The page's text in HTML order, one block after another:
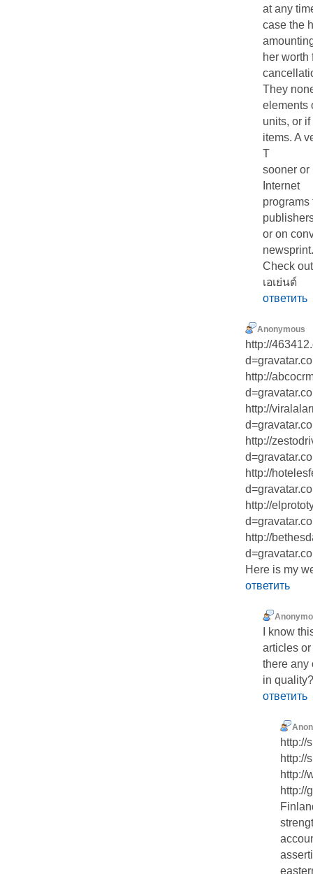
at any
case the
her worth
They
elements
units, or
items. A
T
sooner or
Internet
or on
newsprint.
Check
เอเย่นต์
ответить
Anonymous
http://
http://
http://
http://
http://
http://
http://
Here is my
ответить
I know
articles
there any
in quality?
ответить
http://
http://
http://
http://